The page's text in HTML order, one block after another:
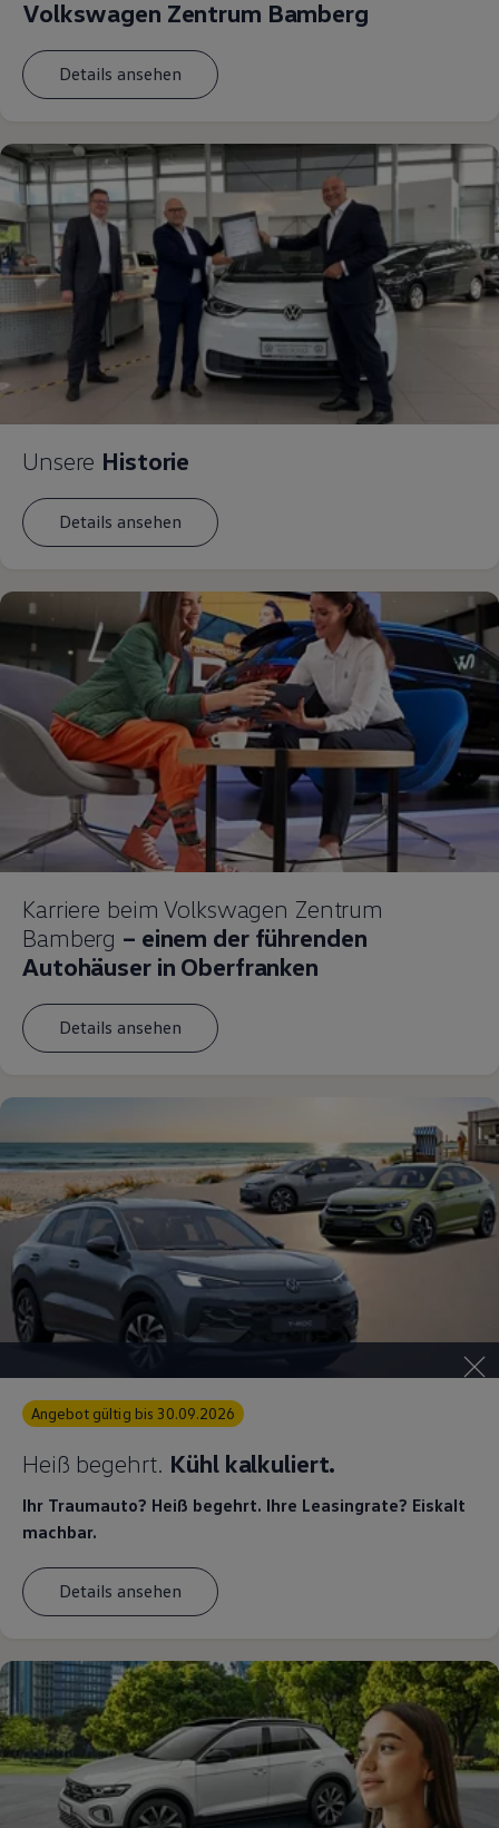
Volkswagen Zentrum Bamberg
Details ansehen
Unsere Historie
Details ansehen
Karriere beim Volkswagen Zentrum
Bamberg – einem der führenden
Autohäuser in Oberfranken
Details ansehen
Angebot gültig bis 30.09.2026
Heiß begehrt. Kühl kalkuliert.
Ihr Traumauto? Heiß begehrt. Ihre Leasingrate? Eiskalt
machbar.
Details ansehen